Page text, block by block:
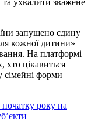
запущено єдину
кожної дитини»
На платформі
хто цікавиться
сімейні форми
початку року на